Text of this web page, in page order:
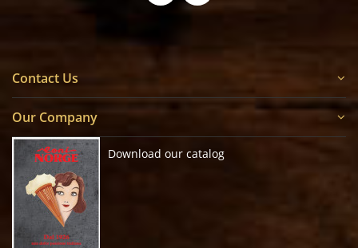
Contact Us
Our Company
Download our catalog